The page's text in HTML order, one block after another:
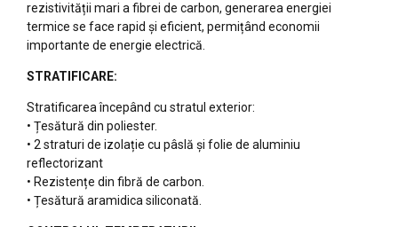
rezistivității mari a fibrei de carbon, generarea energiei
termice se face rapid și eficient, permițând economii
importante de energie electrică.
STRATIFICARE:
Stratificarea începând cu stratul exterior:
• Țesătură din poliester.
• 2 straturi de izolație cu pâslă și folie de aluminiu
reflectorizant
• Rezistențe din fibră de carbon.
• Țesătură aramidica siliconată.